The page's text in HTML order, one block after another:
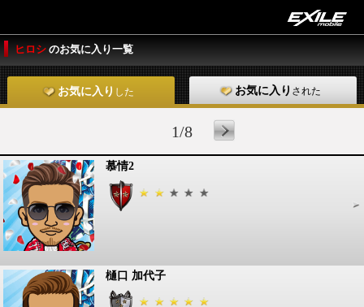
ヒロシ のお気に入り一覧
お気に入り した お気に入り された
1/8
慕情2
樋口 加代子